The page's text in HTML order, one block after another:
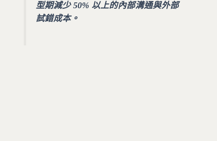
型期減少 50% 以上的內部溝通與外部
試錯成本。